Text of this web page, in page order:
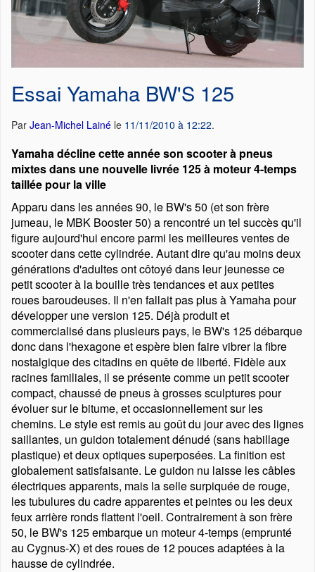
Essai Yamaha BW'S 125
Par Jean-Michel Lainé le 11/11/2010 à 12:22.
Yamaha décline cette année son scooter à pneus
mixtes dans une nouvelle livrée 125 à moteur 4-temps
taillée pour la ville
Apparu dans les années 90, le BW's 50 (et son frère
jumeau, le MBK Booster 50) a rencontré un tel succès qu'il
figure aujourd'hui encore parmi les meilleures ventes de
scooter dans cette cylindrée. Autant dire qu'au moins deux
générations d'adultes ont côtoyé dans leur jeunesse ce
petit scooter à la bouille très tendances et aux petites
roues baroudeuses. Il n'en fallait pas plus à Yamaha pour
développer une version 125. Déjà produit et
commercialisé dans plusieurs pays, le BW's 125 débarque
donc dans l'hexagone et espère bien faire vibrer la fibre
nostalgique des citadins en quête de liberté. Fidèle aux
racines familiales, il se présente comme un petit scooter
compact, chaussé de pneus à grosses sculptures pour
évoluer sur le bitume, et occasionnellement sur les
chemins. Le style est remis au goût du jour avec des lignes
saillantes, un guidon totalement dénudé (sans habillage
plastique) et deux optiques superposées. La finition est
globalement satisfaisante. Le guidon nu laisse les câbles
électriques apparents, mais la selle surpiquée de rouge,
les tubulures du cadre apparentes et peintes ou les deux
feux arrière ronds flattent l'oeil. Contrairement à son frère
50, le BW's 125 embarque un moteur 4-temps (emprunté
au Cygnus-X) et des roues de 12 pouces adaptées à la
hausse de cylindrée.